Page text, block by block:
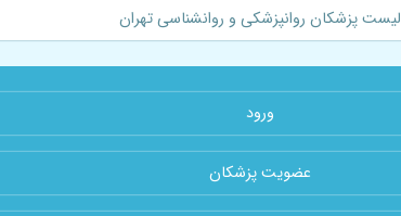
لیست پزشکان روانپزشکی و روانشناسی تهران
ورود
عضویت پزشکان